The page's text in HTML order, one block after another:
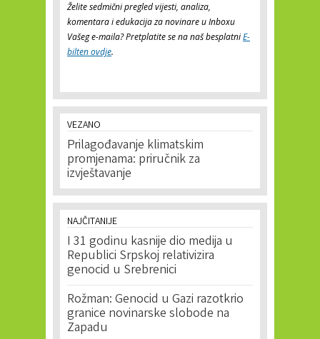
Želite sedmični pregled vijesti, analiza,
komentara i edukacija za novinare u Inboxu
Vašeg e-maila? Pretplatite se na naš besplatniE-
bilten ovdje.
VEZANO
Prilagođavanje klimatskim
promjenama: priručnik za
izvještavanje
NAJČITANIJE
I 31 godinu kasnije dio medija u
Republici Srpskoj relativizira
genocid u Srebrenici
Rožman: Genocid u Gazi razotkrio
granice novinarske slobode na
Zapadu